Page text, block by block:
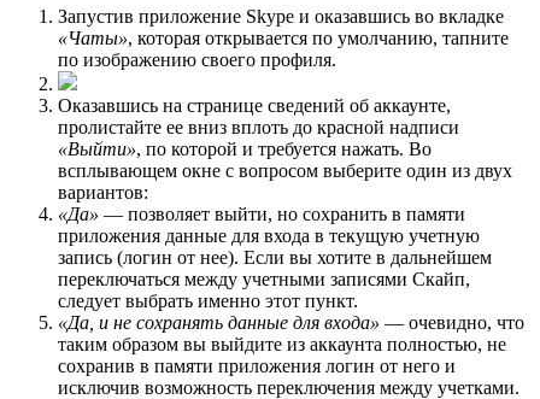
Запустив приложение Skype и оказавшись во вкладке
«Чаты», которая открывается по умолчанию, тапните
по изображению своего профиля.
Оказавшись на странице сведений об аккаунте,
пролистайте ее вниз вплоть до красной надписи
«Выйти», по которой и требуется нажать. Во
всплывающем окне с вопросом выберите один из двух
вариантов:
«Да» — позволяет выйти, но сохранить в памяти
приложения данные для входа в текущую учетную
запись (логин от нее). Если вы хотите в дальнейшем
переключаться между учетными записями Скайп,
следует выбрать именно этот пункт.
«Да, и не сохранять данные для входа» — очевидно, что
таким образом вы выйдите из аккаунта полностью, не
сохранив в памяти приложения логин от него и
исключив возможность переключения между учетками.